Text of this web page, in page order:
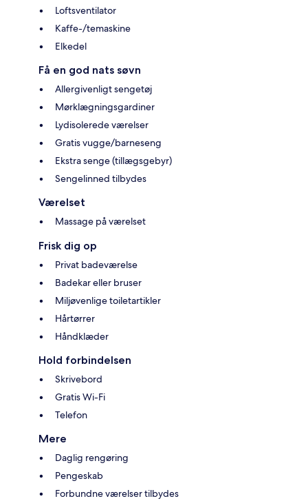
Loftsventilator
Kaffe-/temaskine
Elkedel
Få en god nats søvn
Allergivenligt sengetøj
Mørklægningsgardiner
Lydisolerede værelser
Gratis vugge/barneseng
Ekstra senge (tillægsgebyr)
Sengelinned tilbydes
Værelset
Massage på værelset
Frisk dig op
Privat badeværelse
Badekar eller bruser
Miljøvenlige toiletartikler
Hårtørrer
Håndklæder
Hold forbindelsen
Skrivebord
Gratis Wi-Fi
Telefon
Mere
Daglig rengøring
Pengeskab
Forbundne værelser tilbydes